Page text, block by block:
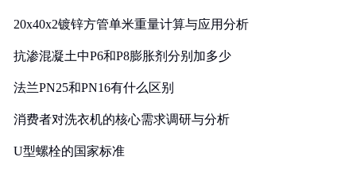
20x40x2镀锌方管单米重量计算与应用分析
抗渗混凝土中P6和P8膨胀剂分别加多少
法兰PN25和PN16有什么区别
消费者对洗衣机的核心需求调研与分析
U型螺栓的国家标准